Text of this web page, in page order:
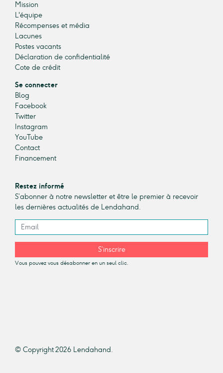
Mission
L'équipe
Récompenses et média
Lacunes
Postes vacants
Déclaration de confidentialité
Cote de crédit
Se connecter
Blog
Facebook
Twitter
Instagram
YouTube
Contact
Financement
Restez informé
S’abonner à notre newsletter et être le premier à recevoir
les dernières actualités de Lendahand.
S’inscrire
Vous pouvez vous désabonner en un seul clic.
© Copyright 2026 Lendahand.